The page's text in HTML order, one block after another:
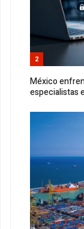
2
México
especialistas